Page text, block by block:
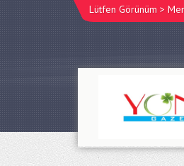
Lütfen Görünüm >